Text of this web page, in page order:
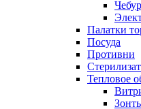
Палатки
Посуда
Противни
Тепловое